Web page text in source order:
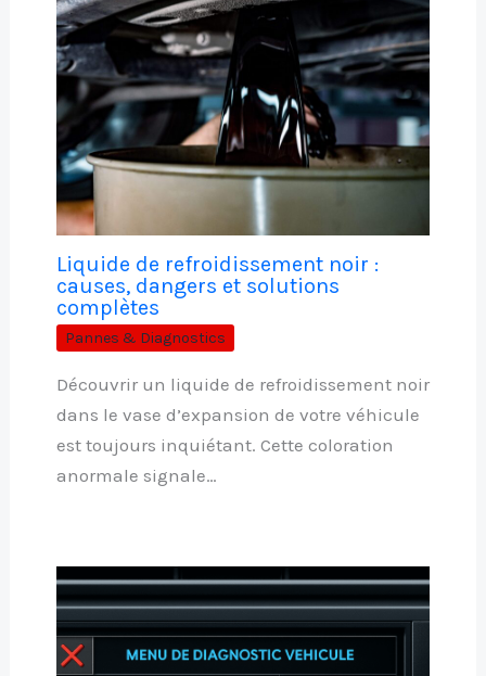
Liquide de refroidissement noir :
causes, dangers et solutions
complètes
Pannes & Diagnostics
Découvrir un liquide de refroidissement noir
dans le vase d’expansion de votre véhicule
est toujours inquiétant. Cette coloration
anormale signale…